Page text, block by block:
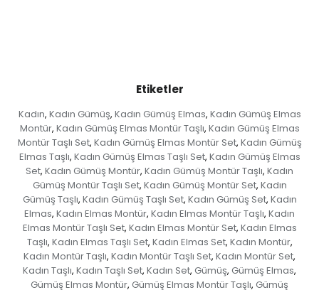
Etiketler
Kadın, Kadın Gümüş, Kadın Gümüş Elmas, Kadın Gümüş Elmas
Montür, Kadın Gümüş Elmas Montür Taşlı, Kadın Gümüş Elmas
Montür Taşlı Set, Kadın Gümüş Elmas Montür Set, Kadın Gümüş
Elmas Taşlı, Kadın Gümüş Elmas Taşlı Set, Kadın Gümüş Elmas
Set, Kadın Gümüş Montür, Kadın Gümüş Montür Taşlı, Kadın
Gümüş Montür Taşlı Set, Kadın Gümüş Montür Set, Kadın
Gümüş Taşlı, Kadın Gümüş Taşlı Set, Kadın Gümüş Set, Kadın
Elmas, Kadın Elmas Montür, Kadın Elmas Montür Taşlı, Kadın
Elmas Montür Taşlı Set, Kadın Elmas Montür Set, Kadın Elmas
Taşlı, Kadın Elmas Taşlı Set, Kadın Elmas Set, Kadın Montür,
Kadın Montür Taşlı, Kadın Montür Taşlı Set, Kadın Montür Set,
Kadın Taşlı, Kadın Taşlı Set, Kadın Set, Gümüş, Gümüş Elmas,
Gümüş Elmas Montür, Gümüş Elmas Montür Taşlı, Gümüş